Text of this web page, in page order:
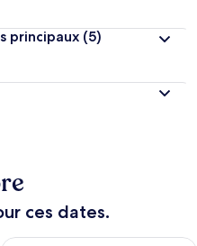
m
e
u
principaux (5)
ces dates.